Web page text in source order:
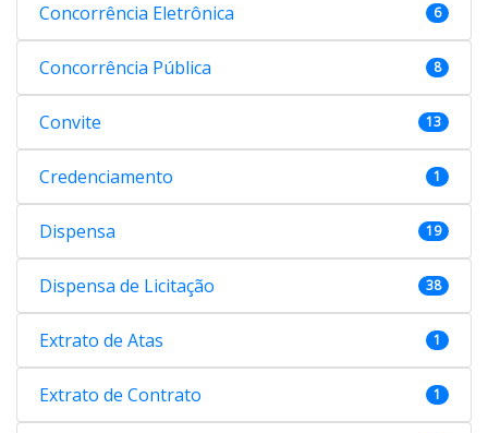
Concorrência Eletrônica 6
Concorrência Pública 8
Convite 13
Credenciamento 1
Dispensa 19
Dispensa de Licitação 38
Extrato de Atas 1
Extrato de Contrato 1